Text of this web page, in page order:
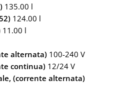
135.00 l
124.00 l
11.00 l
alternata) 100-240 V
continua) 12/24 V
(corrente alternata)